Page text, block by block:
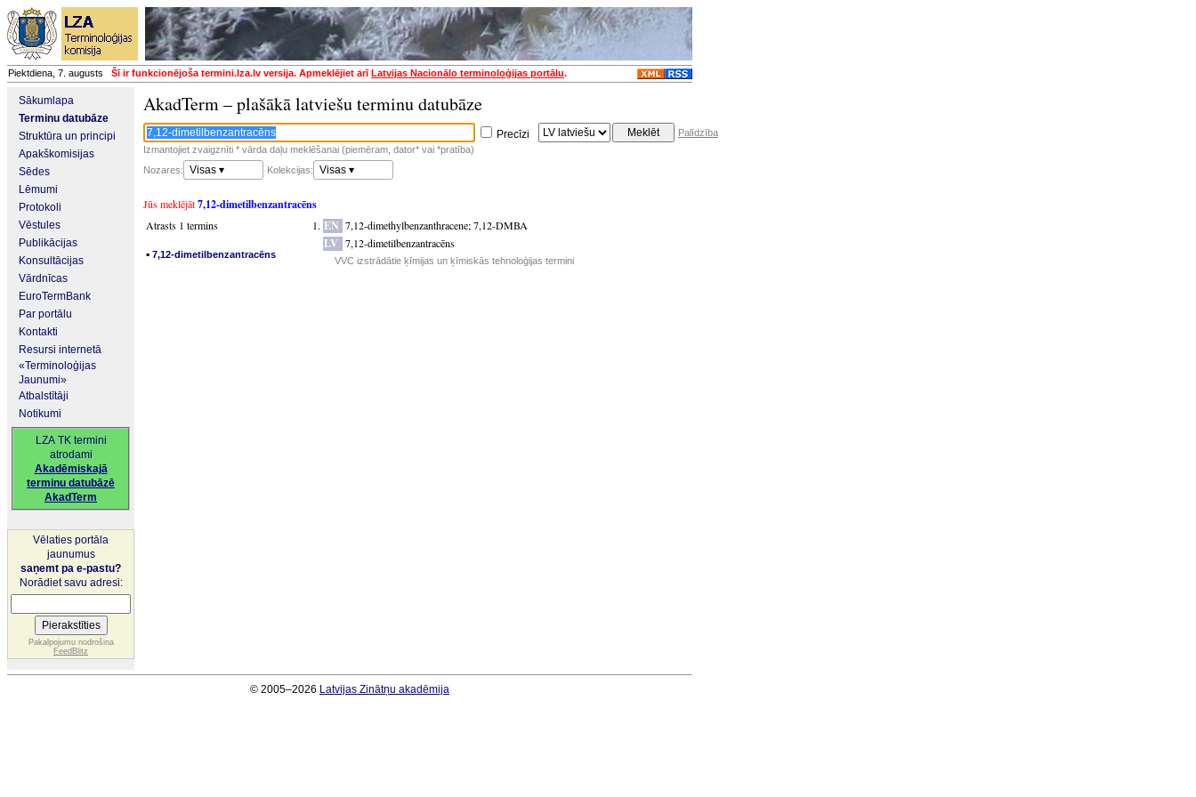
Piektdiena, 7. augusts Šī ir funkcionējoša termini.lza.lv versija. Apmeklējiet arīLatvijas Nacionālo terminoloģijas portālu.
Sākumlapa
Terminu datubāze
Struktūra un principi
Apakškomisijas
Sēdes
Lēmumi
Protokoli
Vēstules
Publikācijas
Konsultācijas
Vārdnīcas
EuroTermBank
Par portālu
Kontakti
Resursi internetā
«Terminoloģijas
Jaunumi»
Atbalstītāji
Notikumi
LZA TK termini
atrodami
Akadēmiskajā
terminu datubāzē
AkadTerm
Vēlaties portāla
jaunumus
saņemt pa e-pastu?
Norādiet savu adresi:
Pakalpojumu nodrošina
FeedBlitz
AkadTerm – plašākā latviešu terminu datubāze
Precīzi
Palīdzība
Izmantojiet zvaigznīti * vārda daļu meklēšanai (piemēram, dator* vai *pratība)
Nozares:
Visas ▾ Kolekcijas: Visas ▾
Jūs meklējāt7,12-dimetilbenzantracēns
Atrasts 1 termins
▪ 7,12-dimetilbenzantracēns
EN 7,12-dimethylbenzanthracene;7,12-DMBA
LV 7,12-dimetilbenzantracēns
VVC izstrādātie ķīmijas un ķīmiskās tehnoloģijas termini
© 2005–2026 Latvijas Zinātņu akadēmija